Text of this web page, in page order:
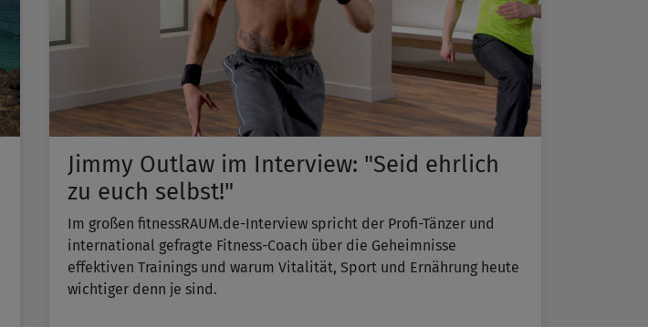
Jimmy Outlaw im Interview: "Seid ehrlich
zu euch selbst!"
Im großen fitnessRAUM.de-Interview spricht der Profi-Tänzer und
international gefragte Fitness-Coach über die Geheimnisse
effektiven Trainings und warum Vitalität, Sport und Ernährung heute
wichtiger denn je sind.